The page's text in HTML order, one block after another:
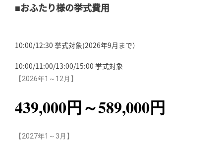
■おふたり様の挙式費用
10:00/12:30 挙式対象(2026年9月まで）
10:00/11:00/13:00/15:00 挙式対象
【2026年1～12月】
439,000円～589,000円
【2027年1～3月】